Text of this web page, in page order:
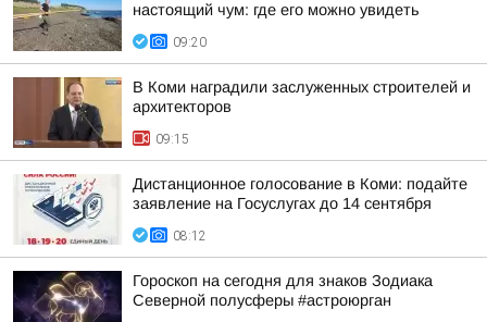
настоящий чум: где его можно увидеть
09:20
В Коми наградили заслуженных строителей и
архитекторов
09:15
Дистанционное голосование в Коми: подайте
заявление на Госуслугах до 14 сентября
08:12
Гороскоп на сегодня для знаков Зодиака
Северной полусферы #астроюрган